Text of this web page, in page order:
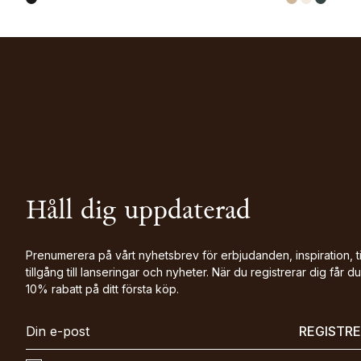
Håll dig uppdaterad
Prenumerera på vårt nyhetsbrev för erbjudanden, inspiration,
tillgång till lanseringar och nyheter. När du registrerar dig får du
10% rabatt på ditt första köp.